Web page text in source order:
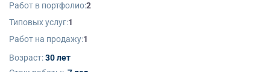
Работ в портфолио:2
Типовых услуг:1
Работ на продажу:1
Возраст:30 лет